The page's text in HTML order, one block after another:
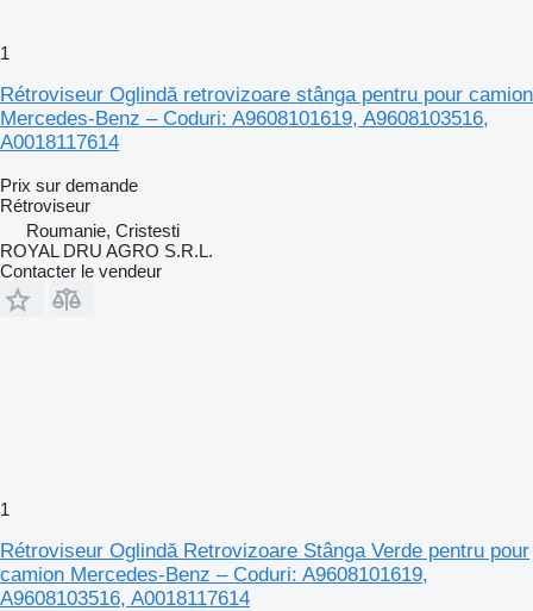
1
Rétroviseur Oglindă retrovizoare stânga pentru pour camion
Mercedes-Benz – Coduri: A9608101619, A9608103516,
A0018117614
Prix sur demande
Rétroviseur
Roumanie, Cristesti
ROYAL DRU AGRO S.R.L.
Contacter le vendeur
1
Rétroviseur Oglindă Retrovizoare Stânga Verde pentru pour
camion Mercedes-Benz – Coduri: A9608101619,
A9608103516, A0018117614